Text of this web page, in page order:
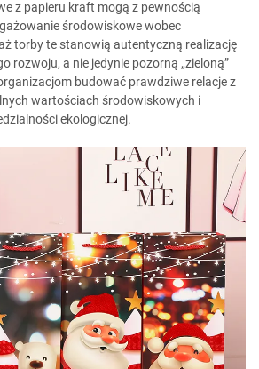
z papieru kraft mogą z pewnością
środowiskowe wobec
torby te stanowią autentyczną realizację
rozwoju, a nie jedynie pozorną „zieloną”
budować prawdziwe relacje z
wartościach środowiskowych i
ekologicznej.